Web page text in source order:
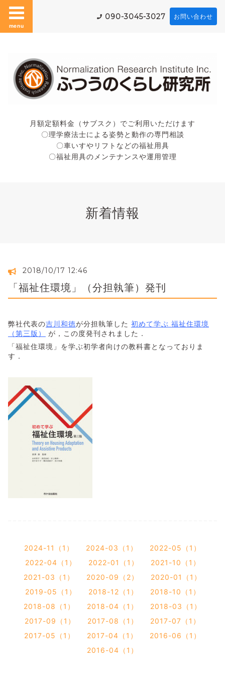
menu
090-3045-3027 お問い合わせ
月額定額料金（サブスク）でご利用いただけます
〇理学療法士による姿勢と動作の専門相談
〇車いすやリフトなどの福祉用具
〇福祉用具のメンテナンスや運用管理
新着情報
2018/10/17 12:46
「福祉住環境」（分担執筆）発刊
弊社代表の吉川和徳が分担執筆した 初めて学ぶ 福祉住環境
（第三版）
が，この度発刊されました．
「福祉住環境」を学ぶ初学者向けの教科書となっておりま
す．
2024-11（1） 2024-03（1）
2022-05（1）
2022-04（1）
2022-01（1）
2021-10（1）
2021-03（1）
2020-09（2）
2020-01（1）
2019-05（1）
2018-12（1）
2018-10（1）
2018-08（1）
2018-04（1）
2018-03（1）
2017-09（1）
2017-08（1）
2017-07（1）
2017-05（1）
2017-04（1）
2016-06（1）
2016-04（1）